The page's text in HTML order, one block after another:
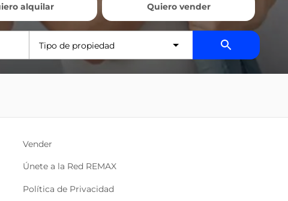
alquilar Quiero vender
Tipo de propiedad
Vender
Únete a la Red REMAX
Política de Privacidad